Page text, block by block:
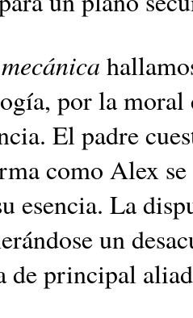
por la moral
El padre
como Alex
esencia. La
un
de principal